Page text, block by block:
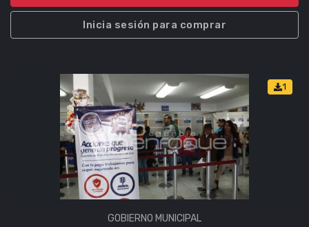
Inicia sesión para comprar
1
GOBIERNO MUNICIPAL